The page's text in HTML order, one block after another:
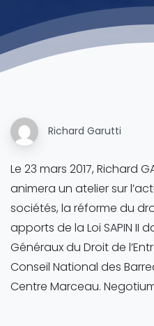
Richard Garutti
Le 23 mars 2017, Richard
animera un atelier sur
sociétés, la réforme du
apports de la Loi SAPIN II
Généraux du Droit de
Conseil National des
Centre Marceau.